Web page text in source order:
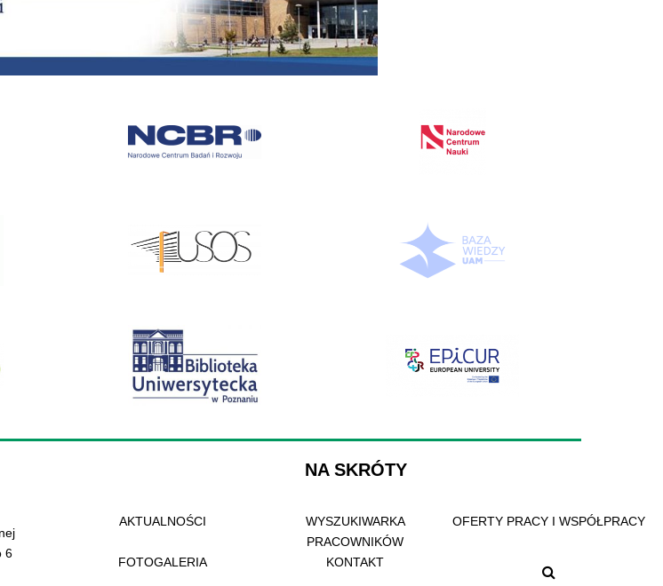
6
NA SKRÓTY
AKTUALNOŚCI
WYSZUKIWARKA
PRACOWNIKÓW
OFERTY PRACY I WSPÓŁPRACY
FOTOGALERIA KONTAKT